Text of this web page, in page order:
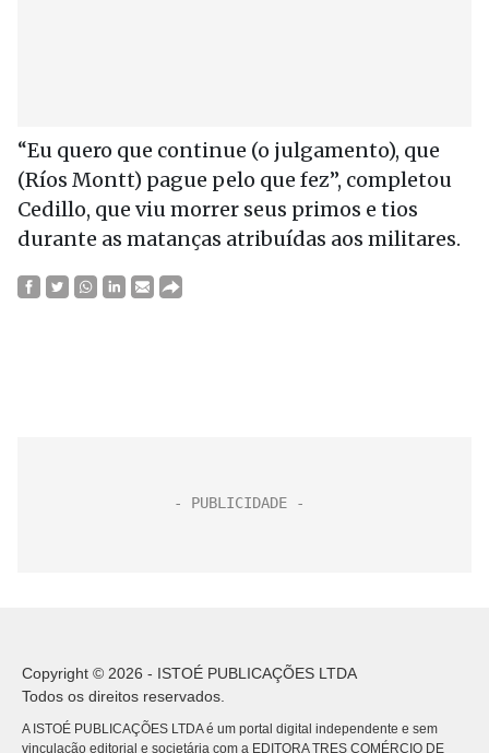
“Eu quero que continue (o julgamento), que
(Ríos Montt) pague pelo que fez”, completou
Cedillo, que viu morrer seus primos e tios
durante as matanças atribuídas aos militares.
Copyright © 2026 - ISTOÉ PUBLICAÇÕES LTDA
Todos os direitos reservados.
A ISTOÉ PUBLICAÇÕES LTDA é um portal digital independente e sem
vinculação editorial e societária com a EDITORA TRES COMÉRCIO DE